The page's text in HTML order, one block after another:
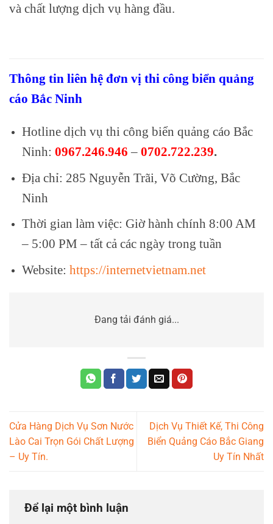
và chất lượng dịch vụ hàng đầu.
Thông tin liên hệ đơn vị thi công biển quảng
cáo Bắc Ninh
Hotline dịch vụ thi công biển quảng cáo Bắc
Ninh: 0967.246.946 – 0702.722.239.
Địa chỉ: 285 Nguyễn Trãi, Võ Cường, Bắc
Ninh
Thời gian làm việc: Giờ hành chính 8:00 AM
– 5:00 PM – tất cả các ngày trong tuần
Website: https://internetvietnam.net
Đang tải đánh giá...
Cửa Hàng Dịch Vụ Sơn Nước
Lào Cai Trọn Gói Chất Lượng
– Uy Tín.
Dịch Vụ Thiết Kế, Thi Công
Biển Quảng Cáo Bắc Giang
Uy Tín Nhất
Để lại một bình luận